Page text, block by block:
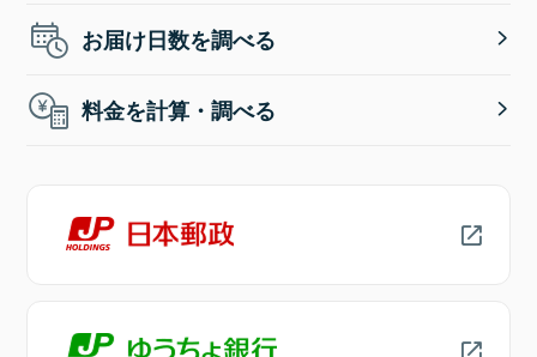
お届け日数を調べる
料金を計算・調べる